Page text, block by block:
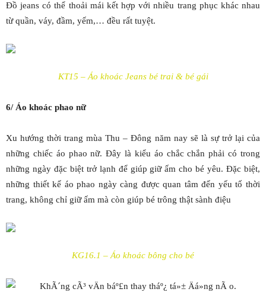
Đồ jeans có thể thoải mái kết hợp với nhiều trang phục khác nhau
từ quần, váy, đầm, yếm,… đều rất tuyệt.
KT15 – Áo khoác Jeans bé trai & bé gái
6/ Áo khoác phao nữ
Xu hướng thời trang mùa Thu – Đông năm nay sẽ là sự trở lại của
những chiếc áo phao nữ. Đây là kiểu áo chắc chắn phải có trong
những ngày đặc biệt trở lạnh để giúp giữ ấm cho bé yêu. Đặc biệt,
những thiết kế áo phao ngày càng được quan tâm đến yếu tố thời
trang, không chỉ giữ ấm mà còn giúp bé trông thật sành điệu
KG16.1 – Áo khoác bông cho bé